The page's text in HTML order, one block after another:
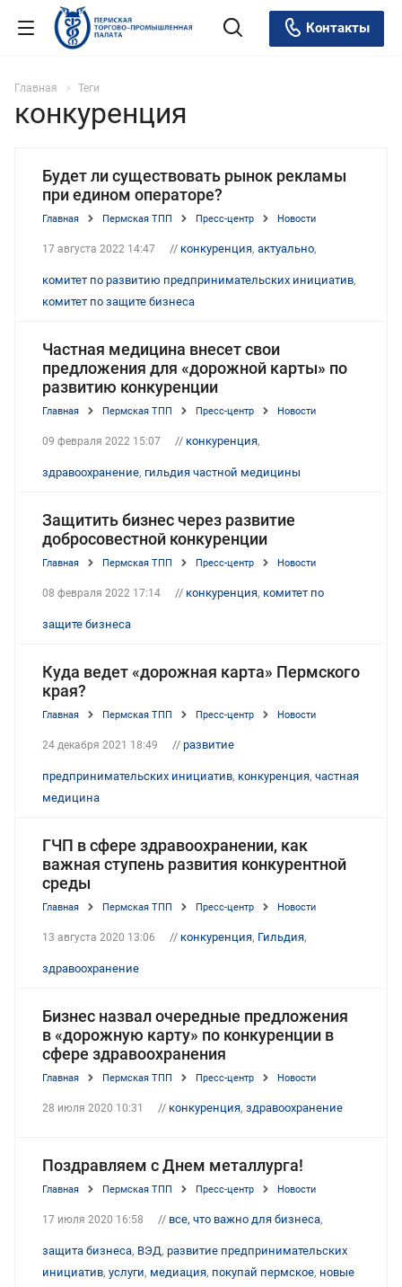
Контакты
Главная Теги
конкуренция
Будет ли существовать рынок рекламы
при едином операторе?
Главная Пермская ТПП Пресс-центр Новости
17 августа 2022 14:47 // конкуренция, актуально,
комитет по развитию предпринимательских инициатив,
комитет по защите бизнеса
Частная медицина внесет свои
предложения для «дорожной карты» по
развитию конкуренции
Главная Пермская ТПП Пресс-центр Новости
09 февраля 2022 15:07 // конкуренция,
здравоохранение, гильдия частной медицины
Защитить бизнес через развитие
добросовестной конкуренции
Главная Пермская ТПП Пресс-центр Новости
08 февраля 2022 17:14 // конкуренция, комитет по
защите бизнеса
Куда ведет «дорожная карта» Пермского
края?
Главная Пермская ТПП Пресс-центр Новости
24 декабря 2021 18:49 // развитие
предпринимательских инициатив, конкуренция, частная
медицина
ГЧП в сфере здравоохранении, как
важная ступень развития конкурентной
среды
Главная Пермская ТПП Пресс-центр Новости
13 августа 2020 13:06 // конкуренция, Гильдия,
здравоохранение
Бизнес назвал очередные предложения
в «дорожную карту» по конкуренции в
сфере здравоохранения
Главная Пермская ТПП Пресс-центр Новости
28 июля 2020 10:31 // конкуренция, здравоохранение
Поздравляем с Днем металлурга!
Главная Пермская ТПП Пресс-центр Новости
17 июля 2020 16:58 // все, что важно для бизнеса,
защита бизнеса, ВЭД, развитие предпринимательских
инициатив, услуги, медиация, покупай пермское, новые